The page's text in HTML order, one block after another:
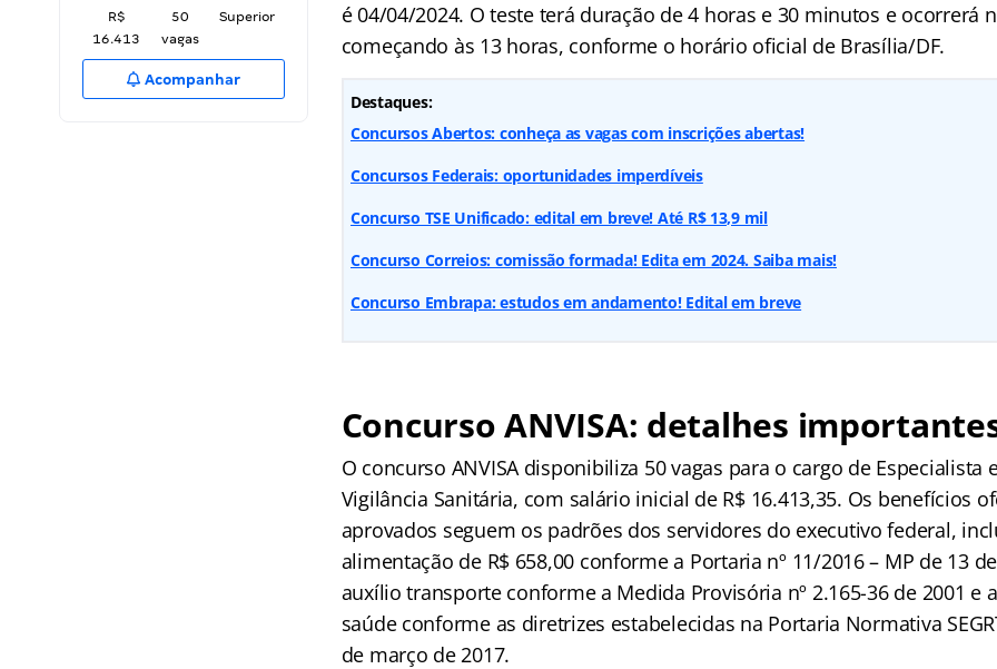
R$
16.413
50
vagas
Superior
Acompanhar
é 04/04/2024. O teste terá duração de 4 horas e 30 minutos e ocorrerá
começando às 13 horas, conforme o horário oficial de Brasília/DF.
Destaques:
Concursos Abertos: conheça as vagas com inscrições abertas!
Concursos Federais: oportunidades imperdíveis
Concurso TSE Unificado: edital em breve! Até R$ 13,9 mil
Concurso Correios: comissão formada! Edita em 2024. Saiba mais!
Concurso Embrapa: estudos em andamento! Edital em breve
Concurso ANVISA: detalhes
O concurso ANVISA disponibiliza 50 vagas para o cargo de Especialista
Vigilância Sanitária, com salário inicial de R$ 16.413,35. Os benefícios
aprovados seguem os padrões dos servidores do executivo federal,
alimentação de R$ 658,00 conforme a Portaria nº 11/2016 – MP de 13
auxílio transporte conforme a Medida Provisória nº 2.165-36 de 2001 e
saúde conforme as diretrizes estabelecidas na Portaria Normativa
de março de 2017.